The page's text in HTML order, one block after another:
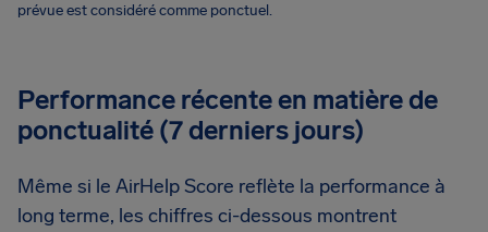
prévue est considéré comme ponctuel.
Performance récente en matière de
ponctualité (7 derniers jours)
Même si le AirHelp Score reflète la performance à
long terme, les chiffres ci-dessous montrent